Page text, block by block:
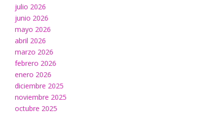
julio 2026
junio 2026
mayo 2026
abril 2026
marzo 2026
febrero 2026
enero 2026
diciembre 2025
noviembre 2025
octubre 2025